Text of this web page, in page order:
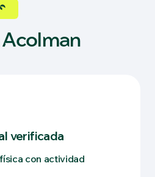
verificada
con actividad